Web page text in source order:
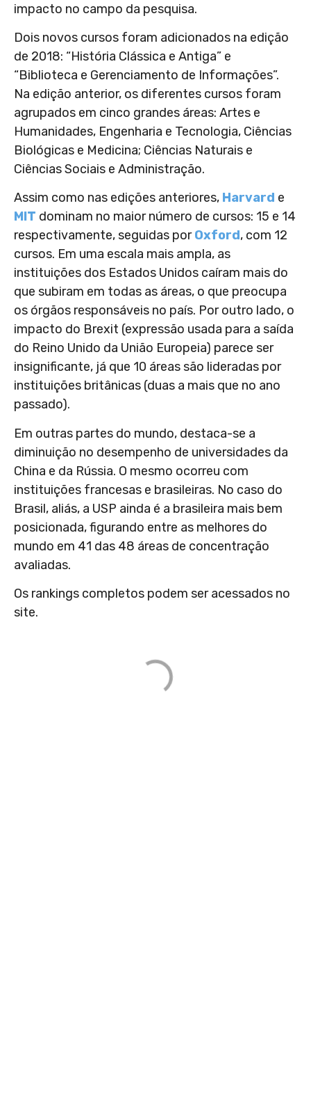
impacto no campo da pesquisa.
Dois novos cursos foram adicionados na edição
de 2018: “História Clássica e Antiga” e
“Biblioteca e Gerenciamento de Informações”.
Na edição anterior, os diferentes cursos foram
agrupados em cinco grandes áreas: Artes e
Humanidades, Engenharia e Tecnologia, Ciências
Biológicas e Medicina; Ciências Naturais e
Ciências Sociais e Administração.
Assim como nas edições anteriores, Harvard e
MIT dominam no maior número de cursos: 15 e 14
respectivamente, seguidas porOxford, com 12
cursos. Em uma escala mais ampla, as
instituições dos Estados Unidos caíram mais do
que subiram em todas as áreas, o que preocupa
os órgãos responsáveis no país. Por outro lado, o
impacto do Brexit (expressão usada para a saída
do Reino Unido da União Europeia) parece ser
insignificante, já que 10 áreas são lideradas por
instituições britânicas (duas a mais que no ano
passado).
Em outras partes do mundo, destaca-se a
diminuição no desempenho de universidades da
China e da Rússia. O mesmo ocorreu com
instituições francesas e brasileiras. No caso do
Brasil, aliás, a USP ainda é a brasileira mais bem
posicionada, figurando entre as melhores do
mundo em 41 das 48 áreas de concentração
avaliadas.
Os rankings completos podem ser acessados no
site.